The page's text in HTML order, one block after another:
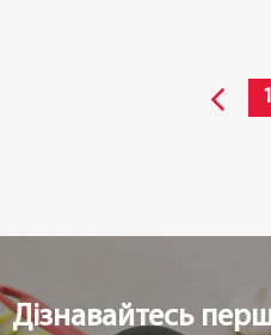
1
Дізнавайтесь